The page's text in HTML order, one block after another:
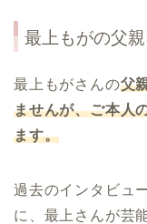
最上もがの父
最上もがさんの父
ませんが、ご本人
ます。
過去のインタビュ
に、最上さんが芸